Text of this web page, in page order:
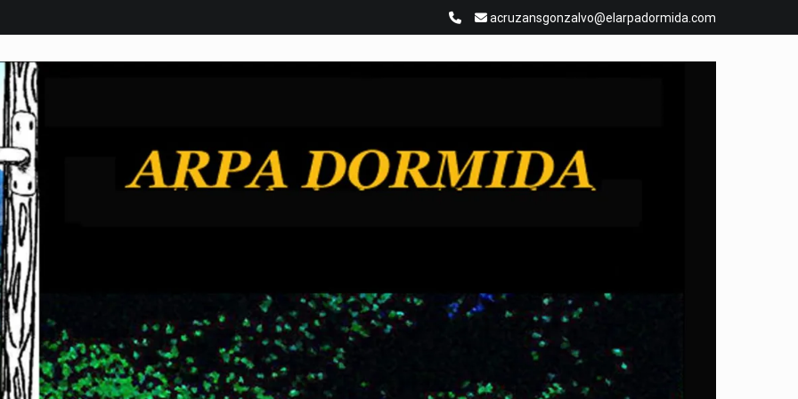
acruzansgonzalvo@elarpadormida.com